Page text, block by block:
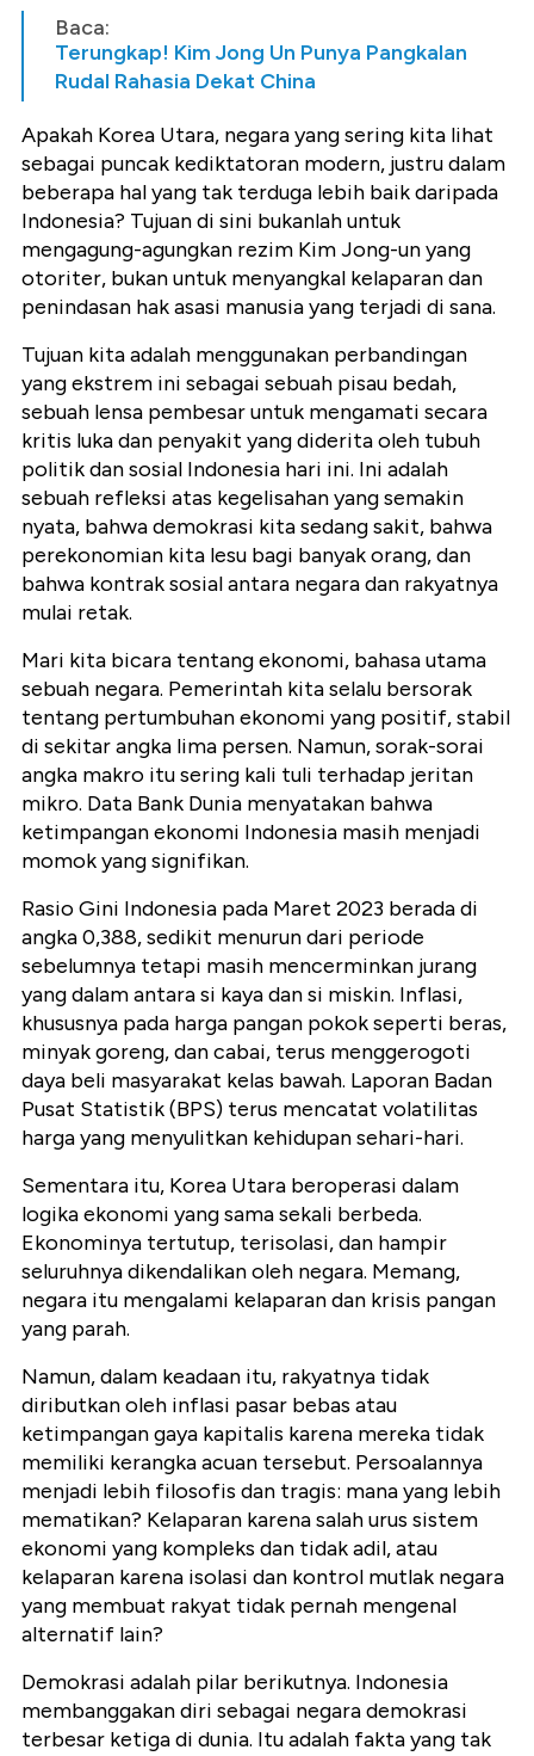
Baca:
Terungkap! Kim Jong Un Punya Pangkalan
Rudal Rahasia Dekat China
Apakah Korea Utara, negara yang sering kita lihat
sebagai puncak kediktatoran modern, justru dalam
beberapa hal yang tak terduga lebih baik daripada
Indonesia? Tujuan di sini bukanlah untuk
mengagung-agungkan rezim Kim Jong-un yang
otoriter, bukan untuk menyangkal kelaparan dan
penindasan hak asasi manusia yang terjadi di sana.
Tujuan kita adalah menggunakan perbandingan
yang ekstrem ini sebagai sebuah pisau bedah,
sebuah lensa pembesar untuk mengamati secara
kritis luka dan penyakit yang diderita oleh tubuh
politik dan sosial Indonesia hari ini. Ini adalah
sebuah refleksi atas kegelisahan yang semakin
nyata, bahwa demokrasi kita sedang sakit, bahwa
perekonomian kita lesu bagi banyak orang, dan
bahwa kontrak sosial antara negara dan rakyatnya
mulai retak.
Mari kita bicara tentang ekonomi, bahasa utama
sebuah negara. Pemerintah kita selalu bersorak
tentang pertumbuhan ekonomi yang positif, stabil
di sekitar angka lima persen. Namun, sorak-sorai
angka makro itu sering kali tuli terhadap jeritan
mikro. Data Bank Dunia menyatakan bahwa
ketimpangan ekonomi Indonesia masih menjadi
momok yang signifikan.
Rasio Gini Indonesia pada Maret 2023 berada di
angka 0,388, sedikit menurun dari periode
sebelumnya tetapi masih mencerminkan jurang
yang dalam antara si kaya dan si miskin. Inflasi,
khususnya pada harga pangan pokok seperti beras,
minyak goreng, dan cabai, terus menggerogoti
daya beli masyarakat kelas bawah. Laporan Badan
Pusat Statistik (BPS) terus mencatat volatilitas
harga yang menyulitkan kehidupan sehari-hari.
Sementara itu, Korea Utara beroperasi dalam
logika ekonomi yang sama sekali berbeda.
Ekonominya tertutup, terisolasi, dan hampir
seluruhnya dikendalikan oleh negara. Memang,
negara itu mengalami kelaparan dan krisis pangan
yang parah.
Namun, dalam keadaan itu, rakyatnya tidak
diributkan oleh inflasi pasar bebas atau
ketimpangan gaya kapitalis karena mereka tidak
memiliki kerangka acuan tersebut. Persoalannya
menjadi lebih filosofis dan tragis: mana yang lebih
mematikan? Kelaparan karena salah urus sistem
ekonomi yang kompleks dan tidak adil, atau
kelaparan karena isolasi dan kontrol mutlak negara
yang membuat rakyat tidak pernah mengenal
alternatif lain?
Demokrasi adalah pilar berikutnya. Indonesia
membanggakan diri sebagai negara demokrasi
terbesar ketiga di dunia. Itu adalah fakta yang tak